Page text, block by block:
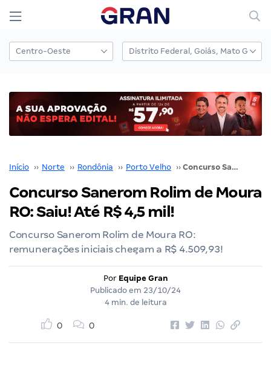
Início ›› Norte ›› Rondônia ›› Porto Velho ›› Concurso Sanerom Rolim de Moura RO: Saiu! Até R$ 4,5 mil!
Concurso Sanerom Rolim de Moura
RO: Saiu! Até R$ 4,5 mil!
Concurso Sanerom Rolim de Moura RO:
remunerações iniciais chegam a R$ 4.509,93!
Por Equipe Gran
Publicado em 23/10/24
4 min. de leitura
0 0